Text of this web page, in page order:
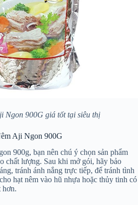
Ngon 900G giá tốt tại siêu thị
Aji Ngon 900G
900g, bạn nên chú ý chọn sản phẩm
chất lượng. Sau khi mở gói, hãy bảo
tránh ánh nắng trực tiếp, để tránh tình
hạt nêm vào hũ nhựa hoặc thủy tinh có
hơn.